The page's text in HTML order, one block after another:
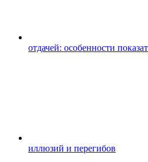
отдачей: особенности
иллюзий и перегибов